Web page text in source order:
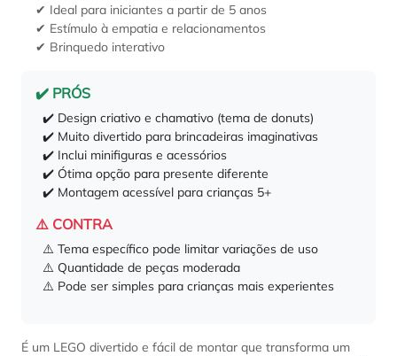
✔ Ideal para iniciantes a partir de 5 anos
✔ Estímulo à empatia e relacionamentos
✔ Brinquedo interativo
✔️ PRÓS
✔️ Design criativo e chamativo (tema de donuts)
✔️ Muito divertido para brincadeiras imaginativas
✔️ Inclui minifiguras e acessórios
✔️ Ótima opção para presente diferente
✔️ Montagem acessível para crianças 5+
⚠️ CONTRA
⚠️ Tema específico pode limitar variações de uso
⚠️ Quantidade de peças moderada
⚠️ Pode ser simples para crianças mais experientes
É um LEGO divertido e fácil de montar que transforma um